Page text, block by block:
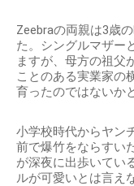
Zeebraの両親は3歳
た。シングルマザー
ますが、母方の祖父
ことのある実業家の
育ったのではないか
小学校時代からヤン
前で爆竹をならすい
が深夜に出歩いてい
ルが可愛いとは言え